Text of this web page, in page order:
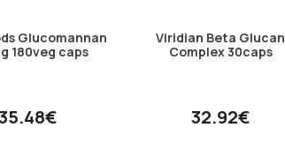
Glucomannan
180veg caps
Viridian Beta Glucan
Complex 30caps
32.92€